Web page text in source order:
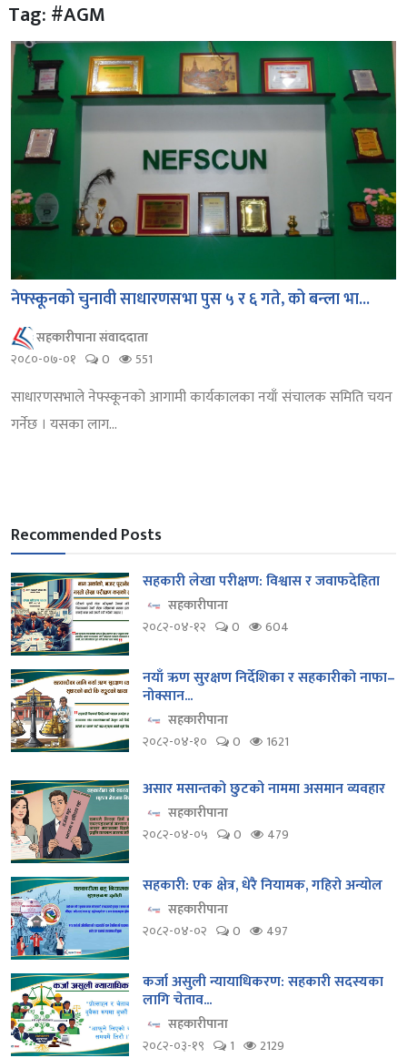
Tag: #AGM
नेफ्स्कूनको चुनावी साधारणसभा पुस ५ र ६ गते, को बन्ला भा...
सहकारीपाना संवाददाता
२०८०-०७-०१
0 551
साधारणसभाले नेफ्स्कूनको आगामी कार्यकालका नयाँ संचालक समिति चयन
गर्नेछ । यसका लाग...
Recommended Posts
सहकारी लेखा परीक्षण: विश्वास र जवाफदेहिता
सहकारीपाना
२०८२-०४-१२
0 604
नयाँ ऋण सुरक्षण निर्देशिका र सहकारीको नाफा–
नोक्सान...
सहकारीपाना
२०८२-०४-१०
0 1621
असार मसान्तको छुटको नाममा असमान व्यवहार
सहकारीपाना
२०८२-०४-०५
0 479
सहकारी: एक क्षेत्र, धेरै नियामक, गहिरो अन्योल
सहकारीपाना
२०८२-०४-०२
0 497
कर्जा असुली न्यायाधिकरण: सहकारी सदस्यका
लागि चेताव...
सहकारीपाना
२०८२-०३-१९
1 2129